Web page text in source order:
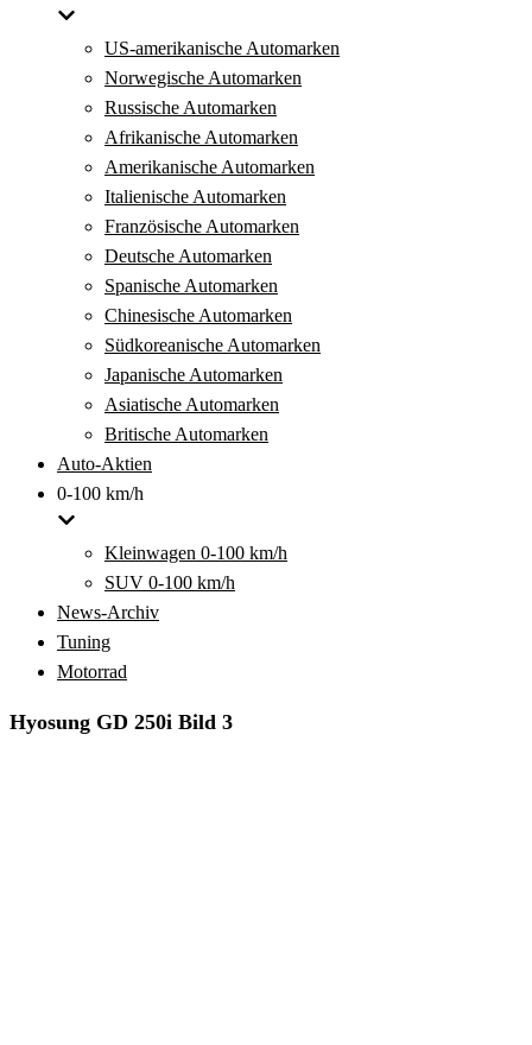
US-amerikanische Automarken
Norwegische Automarken
Russische Automarken
Afrikanische Automarken
Amerikanische Automarken
Italienische Automarken
Französische Automarken
Deutsche Automarken
Spanische Automarken
Chinesische Automarken
Südkoreanische Automarken
Japanische Automarken
Asiatische Automarken
Britische Automarken
Auto-Aktien
0-100 km/h
Kleinwagen 0-100 km/h
SUV 0-100 km/h
News-Archiv
Tuning
Motorrad
Hyosung GD 250i Bild 3